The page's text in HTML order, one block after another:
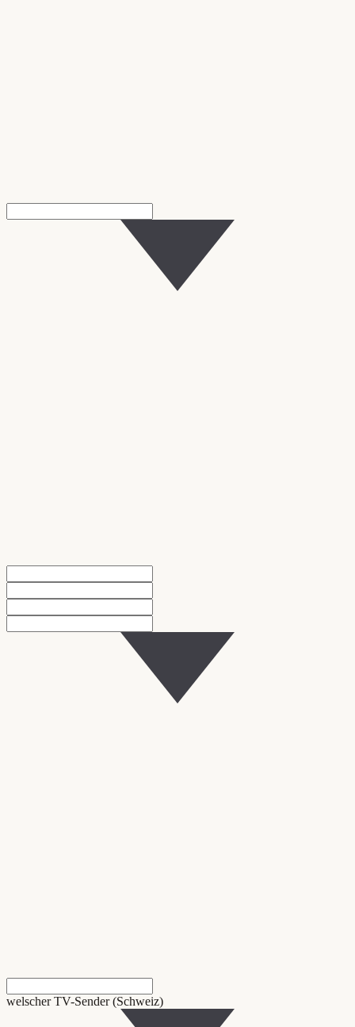
welscher TV-Sender (Schweiz)